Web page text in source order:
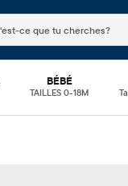
BÉBÉ
TAILLES 0-18M